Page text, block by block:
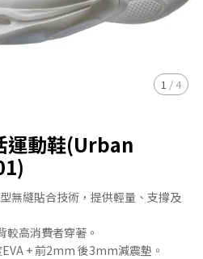
1 / 4
運動鞋(Urban
無縫貼合技術，提供輕量、支撐及
較高消費者穿著。
+ 前2mm 後3mm減震墊。